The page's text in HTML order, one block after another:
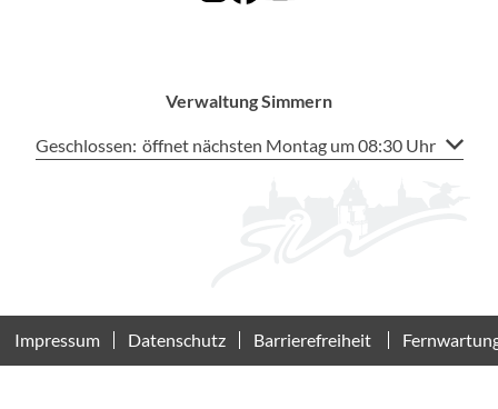
Verwaltung Simmern
Klicken, um weitere Öffnungs- oder Schließzeiten
Geschlossen: öffnet nächsten Montag um 08:30 Uhr
Impressum Datenschutz Barrierefreiheit